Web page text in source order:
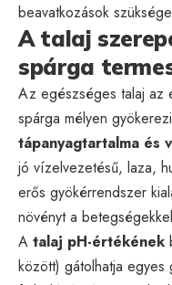
beavatkozások
A talaj
spárga
Az egészséges talaj az
spárga mélyen
tápanyagtartalma és
jó vízelvezetésű, laza,
erős gyökérrendszer
növényt a
A talaj pH-értékének
között) gátolhatja egyes